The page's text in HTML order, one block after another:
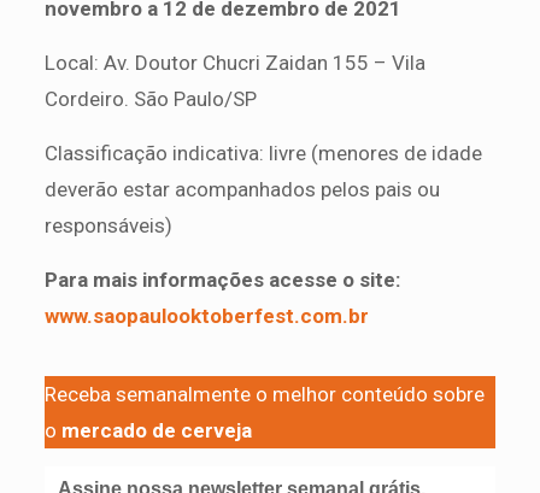
novembro a 12 de dezembro de 2021
Local: Av. Doutor Chucri Zaidan 155 – Vila
Cordeiro. São Paulo/SP
Classificação indicativa: livre (menores de idade
deverão estar acompanhados pelos pais ou
responsáveis)
Para mais informações acesse o site:
www.saopaulooktoberfest.com.br
Receba semanalmente o melhor conteúdo sobre
o mercado de cerveja
Assine nossa newsletter semanal grátis.